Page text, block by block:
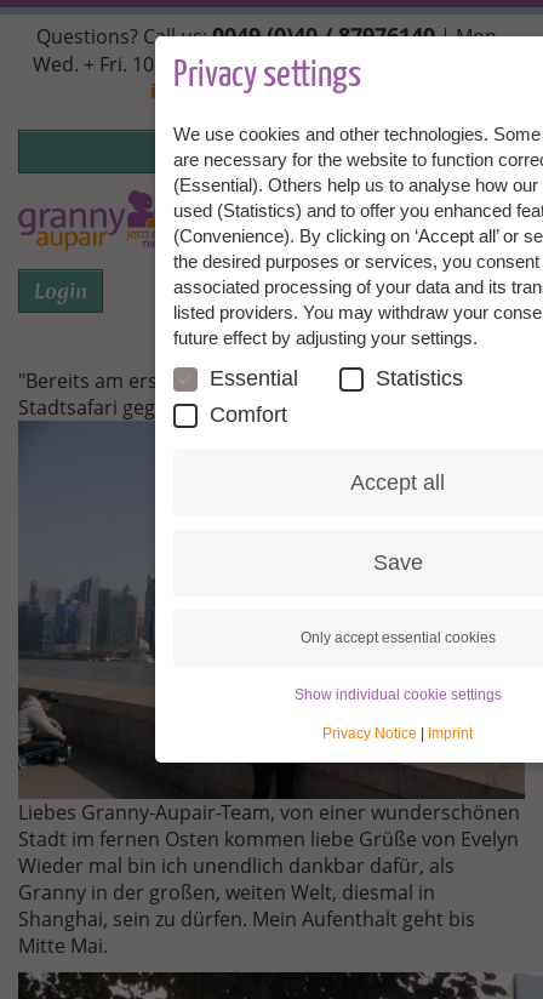
Skip
main
Questions? Call us:0049 (0)40 / 87976140| Mon.,
Wed. + Fri. 10:00 - 14:00h, Tue. + Thu. 14:00 - 18:00h |
info@granny-aupair.com
Login
EN
Login Menu
"Bereits am ersten freien Wochenende bin ich auf
Stadtsafari gegangen"
Liebes Granny-Aupair-Team, von einer wunderschönen
Stadt im fernen Osten kommen liebe Grüße von Evelyn
Wieder mal bin ich unendlich dankbar dafür, als
Granny in der großen, weiten Welt, diesmal in
Shanghai, sein zu dürfen. Mein Aufenthalt geht bis
Mitte Mai.
Privacy settings
We use cookies and other technologies.
are necessary for the website to function
(Essential). Others help us to analyse how
used (Statistics) and to offer you enhanced
(Convenience). By clicking on ‘Accept all’ or
the desired purposes or services, you consent
associated processing of your data and its
listed providers. You may withdraw your
future effect by adjusting your settings.
Essential
Statistics
Comfort
Accept all
Save
Only accept essential cookies
Show individual cookie settings
Privacy Notice Imprint